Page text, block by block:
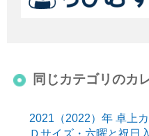
同じカテゴリのカ
2021（2022）年 卓上
Ｄサイズ・六曜と祝日